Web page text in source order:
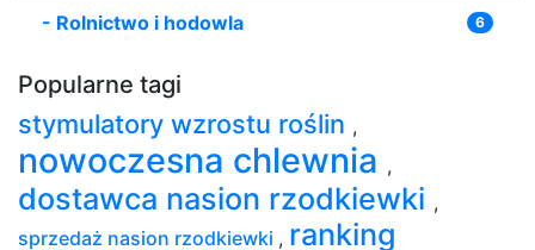
- Rolnictwo i hodowla 6
Popularne tagi
stymulatory wzrostu roślin ,
nowoczesna chlewnia ,
dostawca nasion rzodkiewki ,
sprzedaż nasion rzodkiewki , ranking